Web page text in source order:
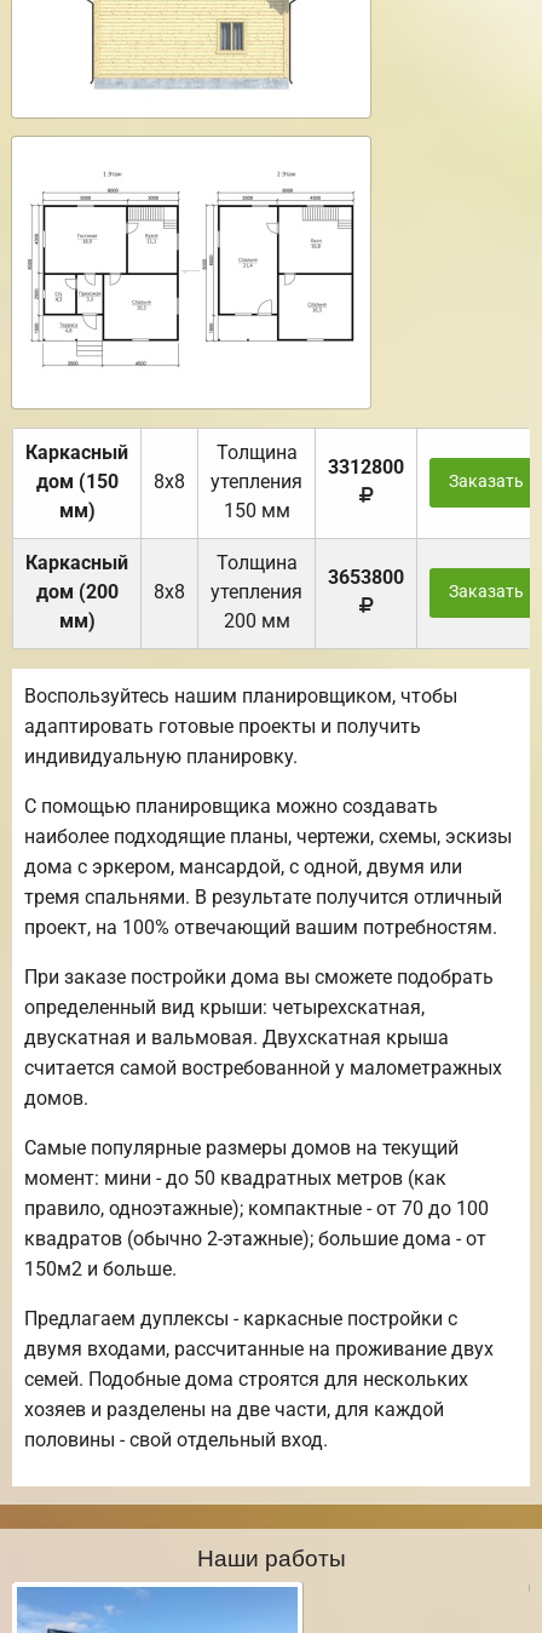
Каркасный
дом (150
мм)
8х8
Толщина
утепления
150 мм
3312800
Заказать
Каркасный
дом (200
мм)
8х8
Толщина
утепления
200 мм
3653800
Заказать
Воспользуйтесь нашим планировщиком, чтобы
адаптировать готовые проекты и получить
индивидуальную планировку.
С помощью планировщика можно создавать
наиболее подходящие планы, чертежи, схемы, эскизы
дома с эркером, мансардой, с одной, двумя или
тремя спальнями. В результате получится отличный
проект, на 100% отвечающий вашим потребностям.
При заказе постройки дома вы сможете подобрать
определенный вид крыши: четырехскатная,
двускатная и вальмовая. Двухскатная крыша
считается самой востребованной у малометражных
домов.
Самые популярные размеры домов на текущий
момент: мини - до 50 квадратных метров (как
правило, одноэтажные); компактные - от 70 до 100
квадратов (обычно 2-этажные); большие дома - от
150м2 и больше.
Предлагаем дуплексы - каркасные постройки с
двумя входами, рассчитанные на проживание двух
семей. Подобные дома строятся для нескольких
хозяев и разделены на две части, для каждой
половины - свой отдельный вход.
Наши работы